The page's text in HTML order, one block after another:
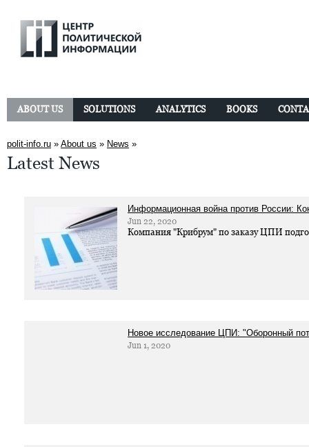
ABOUT US SOLUTIONS ANALYTICS BOOKS
polit-info.ru » About us » News »
Latest News
Информационная война против России:
Jun 22, 2020
Компания "Крибрум" по заказу ЦПИ
Новое исследование ЦПИ: "Оборонный
Jun 1, 2020